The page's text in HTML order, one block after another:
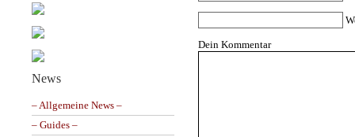
News
– Allgemeine News –
– Guides –
Dein Kommentar